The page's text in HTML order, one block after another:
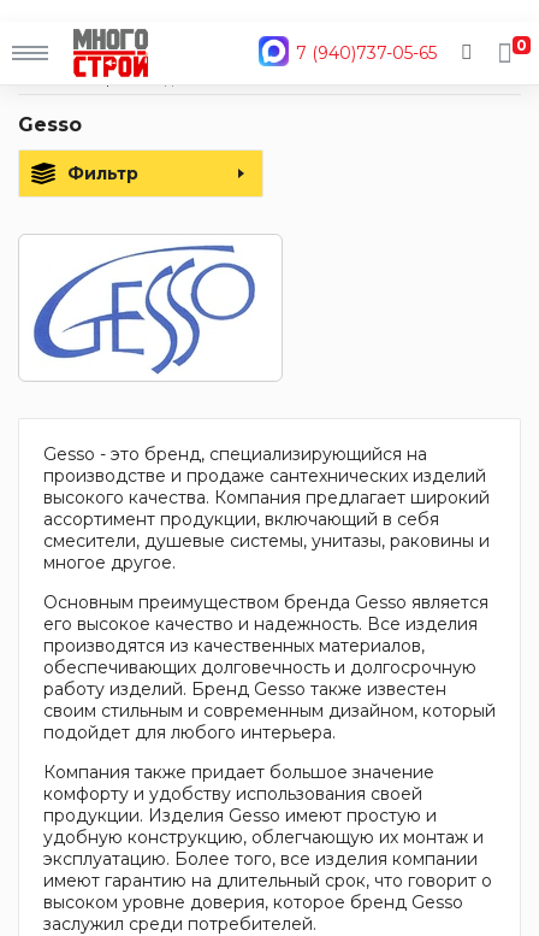
7 (940)737-05-65
0
Главная
Gesso
Фильтр
Gesso - это бренд, специализирующийся на
производстве и продаже сантехнических изделий
высокого качества. Компания предлагает широкий
ассортимент продукции, включающий в себя
смесители, душевые системы, унитазы, раковины и
многое другое.
Основным преимуществом бренда Gesso является
его высокое качество и надежность. Все изделия
производятся из качественных материалов,
обеспечивающих долговечность и долгосрочную
работу изделий. Бренд Gesso также известен
своим стильным и современным дизайном, который
подойдет для любого интерьера.
Компания также придает большое значение
комфорту и удобству использования своей
продукции. Изделия Gesso имеют простую и
удобную конструкцию, облегчающую их монтаж и
эксплуатацию. Более того, все изделия компании
имеют гарантию на длительный срок, что говорит о
высоком уровне доверия, которое бренд Gesso
заслужил среди потребителей.